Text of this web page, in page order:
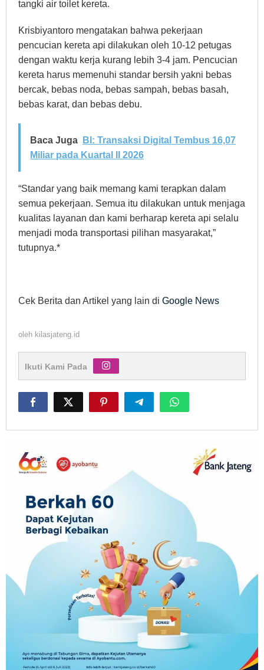
tangki air toilet kereta.
Krisbiyantoro mengatakan bahwa pekerjaan
pencucian kereta api dilakukan oleh 10-12 petugas
dengan waktu kerja kurang lebih 3-4 jam. Pencucian
kereta harus memenuhi standar bersih yakni bebas
bercak, bebas noda, bebas sampah, bebas basah,
bebas karat, dan bebas debu.
Baca Juga
BI: Transaksi Digital Tembus 16,07
Miliar pada Kuartal II 2026
“Standar yang baik memang kami terapkan dalam
semua pekerjaan. Semua itu dilakukan untuk menjaga
kualitas layanan dan kami berharap kereta api selalu
menjadi moda transportasi pilihan masyarakat,”
tutupnya.*
Cek Berita dan Artikel yang lain di Google News
oleh kilasjateng.id
Ikuti Kami Pada